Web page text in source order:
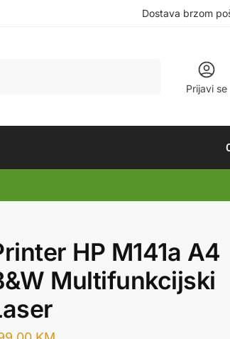
Dostava brzom
Prijavi se
HP M141a A4
Multifunkcijski